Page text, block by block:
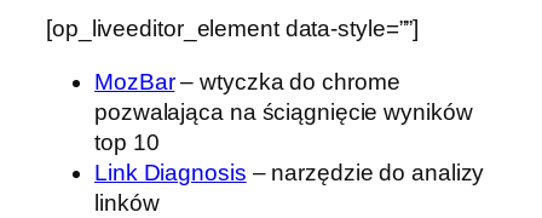
[op_liveeditor_element data-style=””]
MozBar– wtyczka do chrome
pozwalająca na ściągnięcie wyników
top 10
Link Diagnosis – narzędzie do analizy
linków